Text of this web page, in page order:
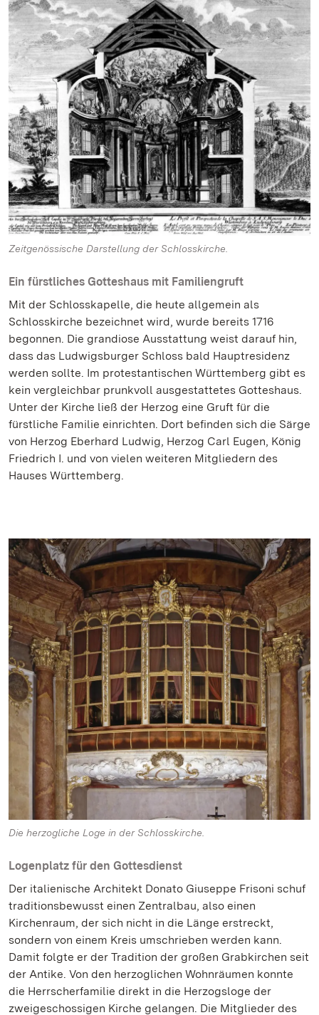
Zeitgenössische Darstellung der Schlosskirche.
Ein fürstliches Gotteshaus mit Familiengruft
Mit der Schlosskapelle, die heute allgemein als
Schlosskirche bezeichnet wird, wurde bereits 1716
begonnen. Die grandiose Ausstattung weist darauf hin,
dass das Ludwigsburger Schloss bald Hauptresidenz
werden sollte. Im protestantischen Württemberg gibt es
kein vergleichbar prunkvoll ausgestattetes Gotteshaus.
Unter der Kirche ließ der Herzog eine Gruft für die
fürstliche Familie einrichten. Dort befinden sich die Särge
von Herzog Eberhard Ludwig, Herzog Carl Eugen, König
Friedrich I. und von vielen weiteren Mitgliedern des
Hauses Württemberg.
Die herzogliche Loge in der Schlosskirche.
Logenplatz für den Gottesdienst
Der italienische Architekt Donato Giuseppe Frisoni schuf
traditionsbewusst einen Zentralbau, also einen
Kirchenraum, der sich nicht in die Länge erstreckt,
sondern von einem Kreis umschrieben werden kann.
Damit folgte er der Tradition der großen Grabkirchen seit
der Antike. Von den herzoglichen Wohnräumen konnte
die Herrscherfamilie direkt in die Herzogsloge der
zweigeschossigen Kirche gelangen. Die Mitglieder des